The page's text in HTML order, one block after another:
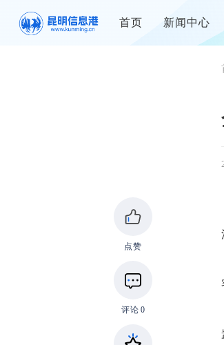
首页 新闻中心
点赞
评论 0